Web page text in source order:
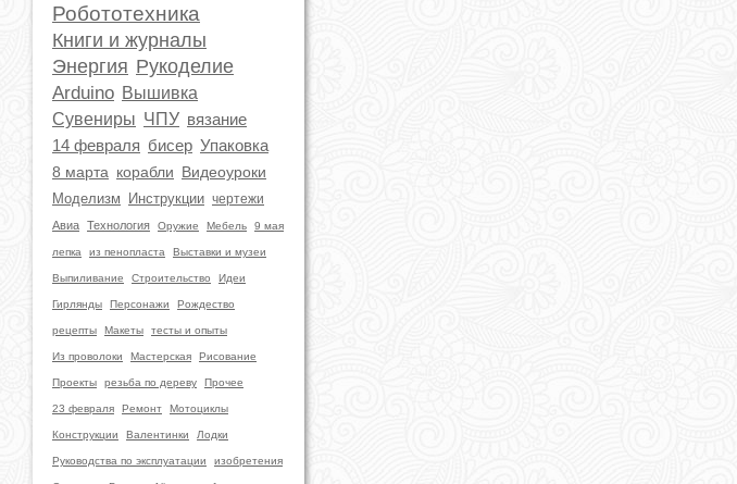
Робототехника
Книги и журналы
Энергия Рукоделие
Arduino Вышивка
Сувениры ЧПУ вязание
14 февраля бисер Упаковка
8 марта корабли Видеоуроки
Моделизм Инструкции чертежи
Авиа Технология Оружие Мебель 9 мая
лепка из пенопласта Выставки и музеи
Выпиливание Строительство Идеи
Гирлянды Персонажи Рождество
рецепты Макеты тесты и опыты
Из проволоки Мастерская Рисование
Проекты резьба по дереву Прочее
23 февраля Ремонт Мотоциклы
Конструкции Валентинки Лодки
Руководства по эксплуатации изобретения